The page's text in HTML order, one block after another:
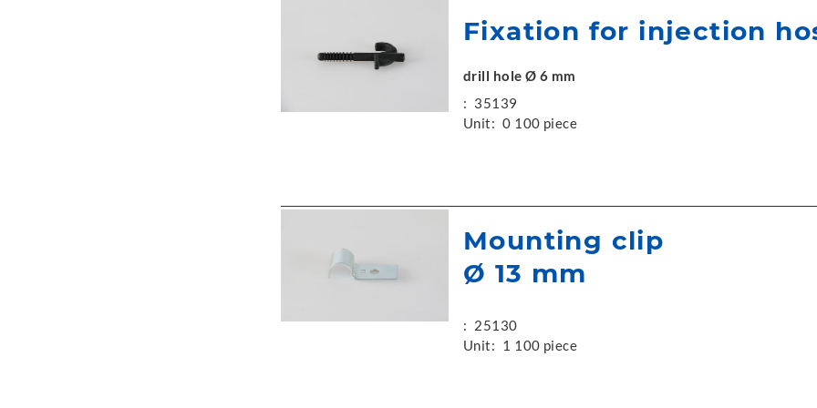
Fixation for injection
drill hole Ø 6 mm
: 35139
Unit: 0 100 piece
Mounting clip
Ø 13 mm
: 25130
Unit: 1 100 piece